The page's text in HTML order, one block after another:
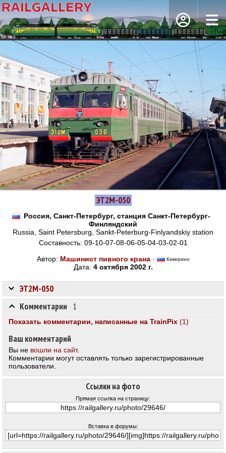
ЭТ2М-050
Россия, Санкт-Петербург, станция Санкт-Петербург-
Финляндский
Russia, Saint Petersburg, Sankt-Peterburg-Finlyandskiy station
Составность: 09-10-07-08-06-05-04-03-02-01
Автор: Машинист пивного крана· Кикерино
Дата: 4 октября 2002 г.
Ссылки на фото
Прямая ссылка на страницу:
Вставка в форумы:
ЭТ2М-050
Комментарии · 1
Показать комментарии, написанные на TrainPix (1)
Ваш комментарий
Вы не вошли на сайт.
Комментарии могут оставлять только зарегистрированные
пользователи.